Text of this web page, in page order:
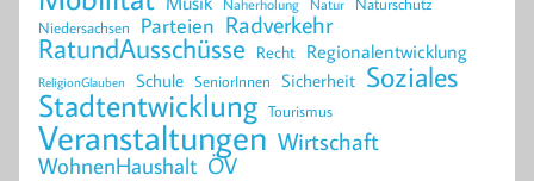
Naherholung Natur
Niedersachsen Parteien Radverkehr
RatundAusschüsse Recht Regionalentwicklung
ReligionGlauben Schule SeniorInnen Sicherheit Soziales
Stadtentwicklung Tourismus
Veranstaltungen Wirtschaft
WohnenHaushalt ÖV